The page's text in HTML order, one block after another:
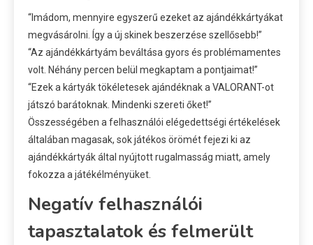
“Imádom, mennyire egyszerű ezeket az ajándékkártyákat
megvásárolni. Így a új skinek beszerzése szellősebb!”
“Az ajándékkártyám beváltása gyors és problémamentes
volt. Néhány percen belül megkaptam a pontjaimat!”
“Ezek a kártyák tökéletesek ajándéknak a VALORANT-ot
játszó barátoknak. Mindenki szereti őket!”
Összességében a felhasználói elégedettségi értékelések
általában magasak, sok játékos örömét fejezi ki az
ajándékkártyák által nyújtott rugalmasság miatt, amely
fokozza a játékélményüket.
Negatív felhasználói
tapasztalatok és felmerült